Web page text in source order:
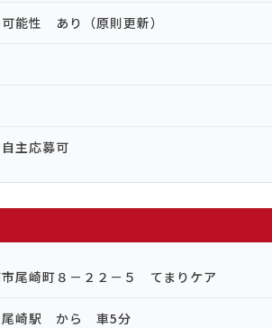
能性 あり（原則更新）
主応募可
尾崎町８－２２－５ てまりケア
崎駅 から 車5分